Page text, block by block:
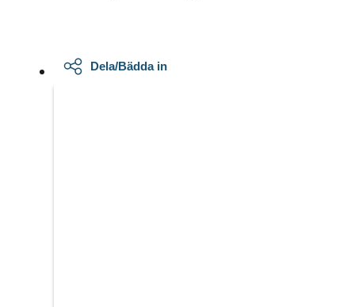
Dela/Bädda in